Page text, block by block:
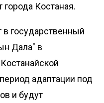
Костаная.
государственный
Дала" в
адаптации под
и будут